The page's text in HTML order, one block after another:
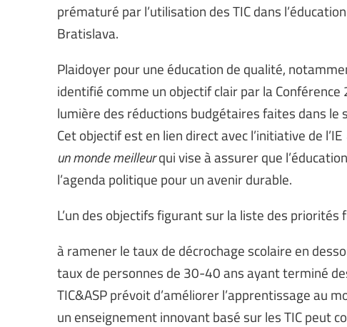
prématuré par l’utilisation des TIC dans
Bratislava.
Plaidoyer pour une éducation de qualité,
identifié comme un objectif clair par la Conférence
lumière des réductions budgétaires faites dans le
Cet objectif est en lien direct avec l’initiative de l’IE
un monde meilleurqui vise à assurer que
l’agenda politique pour un avenir durable.
L’un des objectifs figurant sur la liste des
à ramener le taux de décrochage scolaire en
taux de personnes de 30-40 ans ayant terminé
TIC&ASP prévoit d’améliorer l’apprentissage au
un enseignement innovant basé sur les TIC